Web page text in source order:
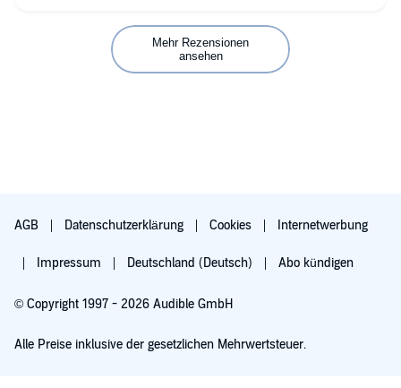
Mehr Rezensionen
ansehen
AGB Datenschutzerklärung Cookies Internetwerbung
Impressum Deutschland (Deutsch) Abo kündigen
© Copyright 1997 - 2026 Audible GmbH
Alle Preise inklusive der gesetzlichen Mehrwertsteuer.